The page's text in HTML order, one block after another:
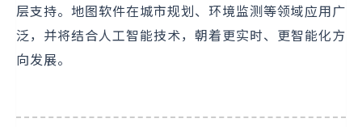
层支持。地图软件在城市规划、环境监测等领域应用广
泛，并将结合人工智能技术，朝着更实时、更智能化方
向发展。